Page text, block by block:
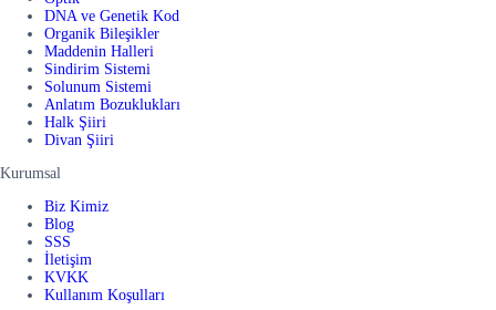
DNA ve Genetik Kod
Organik Bileşikler
Maddenin Halleri
Sindirim Sistemi
Solunum Sistemi
Anlatım Bozuklukları
Halk Şiiri
Divan Şiiri
Kurumsal
Biz Kimiz
Blog
SSS
İletişim
KVKK
Kullanım Koşulları